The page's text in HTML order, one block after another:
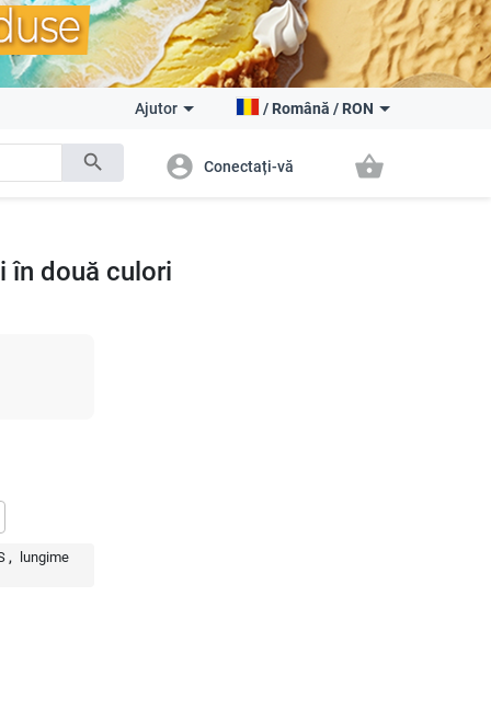
search
Ajutor / Română / RON
account_circle Conectați-vă shopping_basket
în două culori
lungime